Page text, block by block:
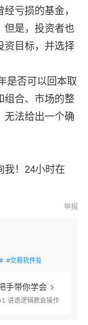
亏损的基金，
但是，投资者也
资目标，并选择
是否可以回本取
组合、市场的整
无法给出一个确
我！24小时在
举报
#交易软件指导#
手带你学会
讲透逻辑教会操作